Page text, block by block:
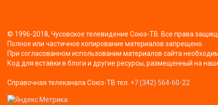
© 1996-2018, Чусовское телевидение Союз-ТВ. Все права
Полное или частичное копирование материалов запрещено.
При согласованном использовании материалов сайта
Код для вставки в блоги и другие ресурсы, размещенный на
Справочная телеканала Союз-ТВ тел. +7 (342) 564-60-22